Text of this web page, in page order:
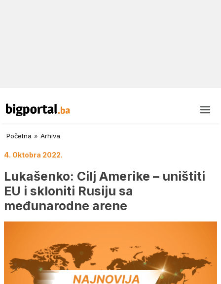
Početna » Arhiva
4. Oktobra 2022.
Lukašenko: Cilj Amerike – uništiti
EU i skloniti Rusiju sa
međunarodne arene